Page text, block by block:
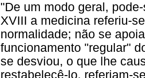
"De um modo geral,
XVIII a medicina referiu-
normalidade; não se
funcionamento "regular"
se desviou, o que lhe
restabelecê-lo, referiam-